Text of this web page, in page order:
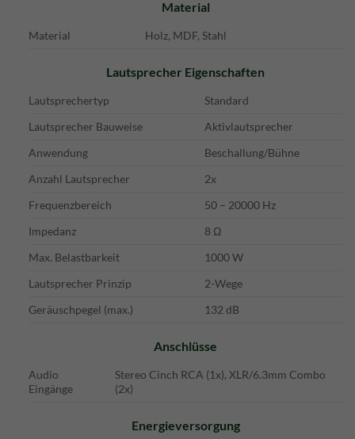
Material
Material Holz, MDF, Stahl
Lautsprecher Eigenschaften
Lautsprechertyp
Standard
Lautsprecher Bauweise
Aktivlautsprecher
Anwendung
Beschallung/Bühne
Anzahl Lautsprecher
2x
Frequenzbereich
50 – 20000 Hz
Impedanz
8 Ω
Max. Belastbarkeit
1000 W
Lautsprecher Prinzip
2-Wege
Geräuschpegel (max.)
132 dB
Anschlüsse
Audio
Eingänge
Stereo Cinch RCA (1x), XLR/6.3mm Combo
(2x)
Energieversorgung